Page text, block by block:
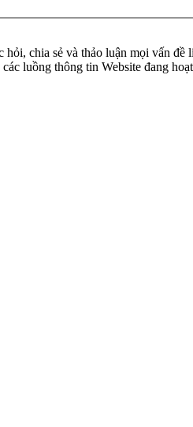
chia sẻ và thảo luận mọi vấn đề
luồng thông tin Website đang